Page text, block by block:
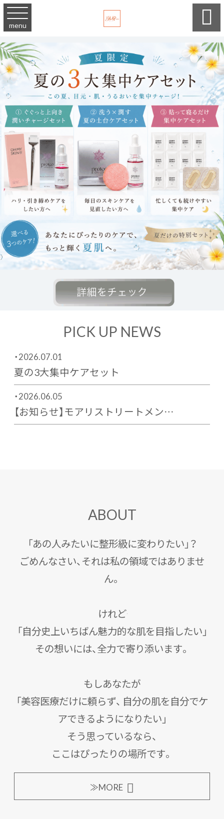
menu 
PICK UP NEWS
・2026.07.01
夏の3大集中ケアセット
・2026.06.05
【お知らせ】モアリストリートメン…
ABOUT
「あの人みたいに整形級に変わりたい」？
ごめんなさい、それは私の領域ではありませ
ん。
けれど――
「自分史上いちばん魅力的な肌を目指したい」
その想いには、全力で寄り添います。
もしあなたが
「美容医療だけに頼らず、 自分の肌を自分でケ
アできるようになりたい」
そう思っているなら、
ここはぴったりの場所です。
≫MORE